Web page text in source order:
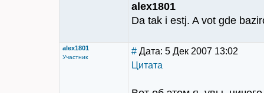
alex1801
Da tak i estj. A vot gde
alex1801
Участник
# Дата: 5 Дек 2007 13:02
Цитата